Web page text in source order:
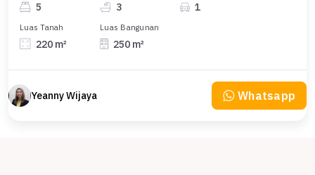
5 3 1
Luas Tanah
220 m²
Luas Bangunan
250 m²
Yeanny Wijaya Whatsapp